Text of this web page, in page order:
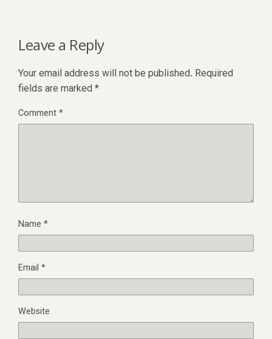
Leave a Reply
Your email address will not be published. Required
fields are marked *
Comment*
Name *
Email *
Website